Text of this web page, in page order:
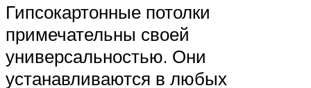
Гипсокартонные потолки
примечательны своей
универсальностью. Они
устанавливаются в любых